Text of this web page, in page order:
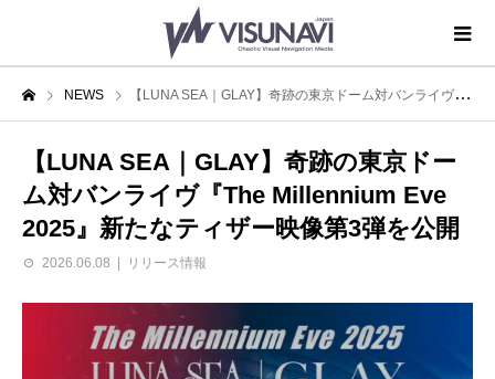
NEWS 【LUNA SEA｜GLAY】奇跡の東京ドーム対バンライヴ『The Millennium Eve 2025』新たなティザー映像第3弾を公開
【LUNA SEA｜GLAY】奇跡の東京ドー
ム対バンライヴ『The Millennium Eve
2025』新たなティザー映像第3弾を公開
2026.06.08 リリース情報